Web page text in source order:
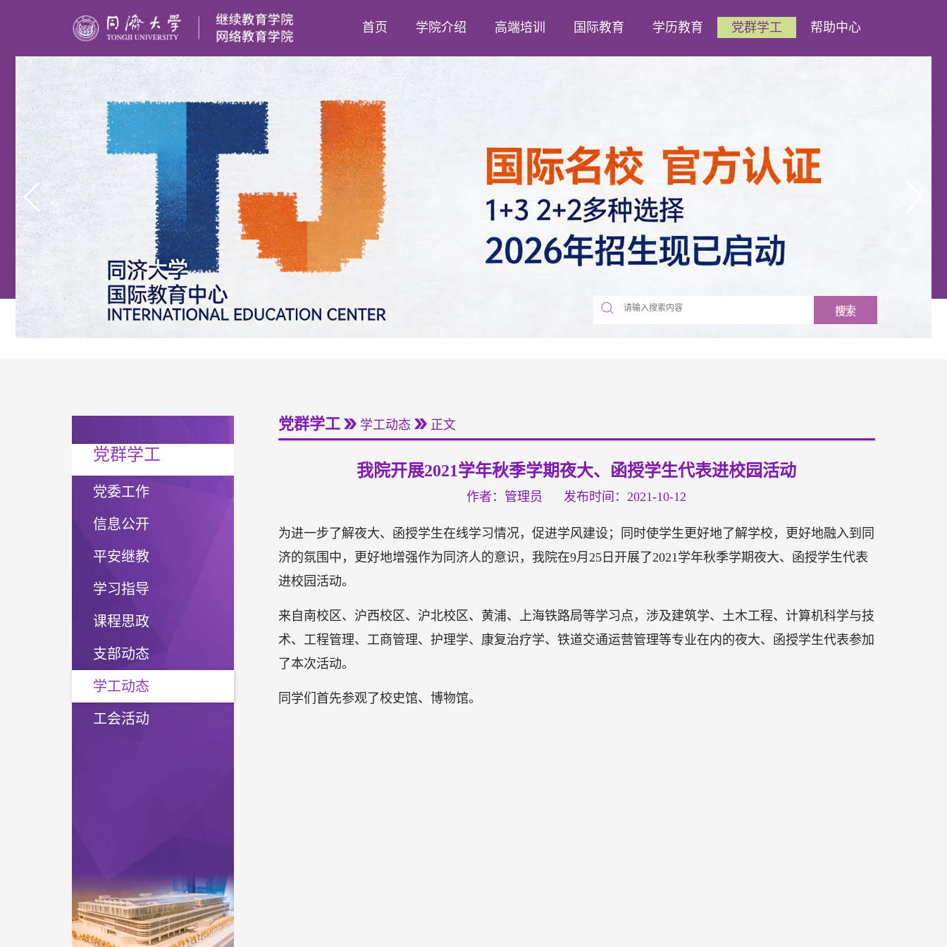
首页 学院介绍 高端培训 国际教育 学历教育 党群学工 帮助中心
党群学工
党委工作
信息公开
平安继教
学习指导
课程思政
支部动态
学工动态
工会活动
党群学工 学工动态 正文
我院开展2021学年秋季学期夜大、函授学生代表进校园活动
作者：管理员发布时间：2021-10-12
为进一步了解夜大、函授学生在线学习情况，促进学风建设；同时使学生更好地了解学校，更好地融入到同
济的氛围中，更好地增强作为同济人的意识，我院在9月25日开展了2021学年秋季学期夜大、函授学生代表
进校园活动。
来自南校区、沪西校区、沪北校区、黄浦、上海铁路局等学习点，涉及建筑学、土木工程、计算机科学与技
术、工程管理、工商管理、护理学、康复治疗学、铁道交通运营管理等专业在内的夜大、函授学生代表参加
了本次活动。
同学们首先参观了校史馆、博物馆。